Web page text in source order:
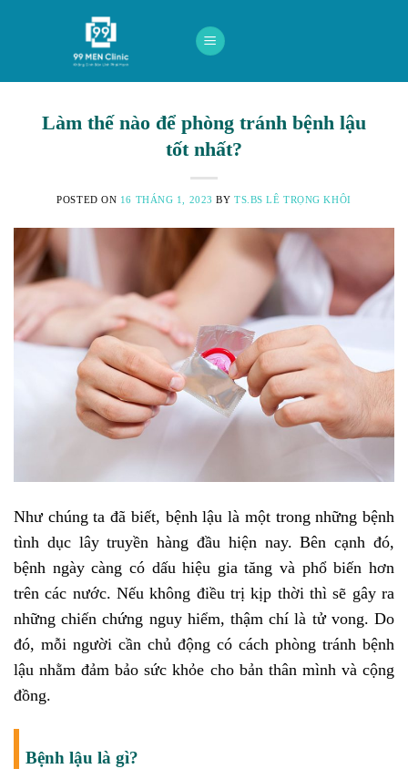
Làm thế nào để phòng tránh bệnh lậu
tốt nhất?
POSTED ON 16 THÁNG 1, 2023 BYTS.BS LÊ TRỌNG KHÔI
Như chúng ta đã biết, bệnh lậu là một trong những bệnh
tình dục lây truyền hàng đầu hiện nay. Bên cạnh đó,
bệnh ngày càng có dấu hiệu gia tăng và phổ biến hơn
trên các nước. Nếu không điều trị kịp thời thì sẽ gây ra
những chiến chứng nguy hiểm, thậm chí là tử vong. Do
đó, mỗi người cần chủ động có cách phòng tránh bệnh
lậu nhằm đảm bảo sức khỏe cho bản thân mình và cộng
đồng.
Bệnh lậu là gì?